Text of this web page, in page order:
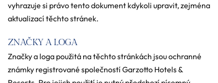
vyhrazuje si právo tento dokument kdykoli upravit, zejména
aktualizací těchto stránek.
ZNAČKY A LOGA
Značky a loga použitá na těchto stránkách jsou ochranné
známky registrované společností Garzotto Hotels &